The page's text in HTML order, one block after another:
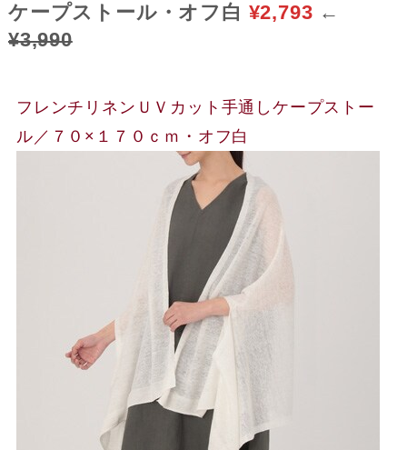
ケープストール・オフ白 ¥2,793 ←
¥3,990
フレンチリネンＵＶカット手通しケープストー
ル／７０×１７０ｃｍ・オフ白